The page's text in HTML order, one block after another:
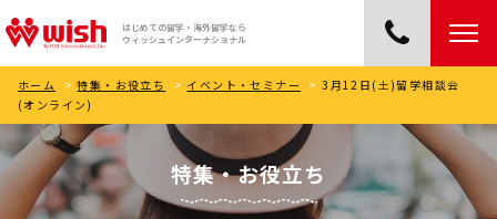
はじめての留学・海外留学なら
ウィッシュインターナショナル
ホーム > 特集・お役立ち > イベント・セミナー > 3月12日(土)留学相談会
(オンライン)
特集・お役立ち